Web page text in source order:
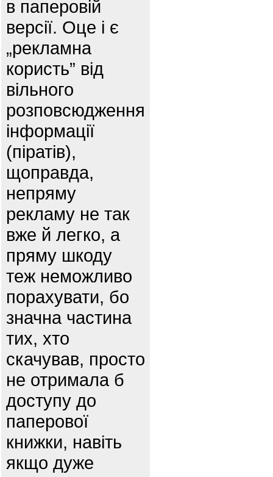
в паперовій
версії. Оце і є
„рекламна
користь” від
вільного
розповсюдження
інформації
(піратів),
щоправда,
непряму
рекламу не так
вже й легко, а
пряму шкоду
теж неможливо
порахувати, бо
значна частина
тих, хто
скачував, просто
не отримала б
доступу до
паперової
книжки, навіть
якщо дуже